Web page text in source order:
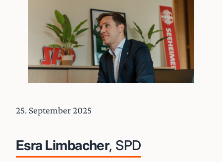
25. September 2025
Esra Limbacher, SPD